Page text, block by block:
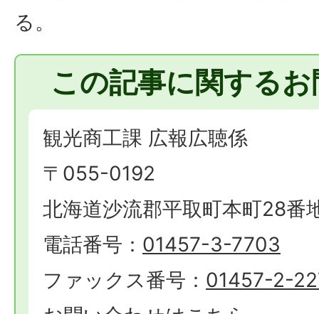
る。
この記事に関する
観光商工課 広報広聴係
〒055-0192
北海道沙流郡平取町本町28番
電話番号： 01457-3-7703
ファックス番号： 01457-2-